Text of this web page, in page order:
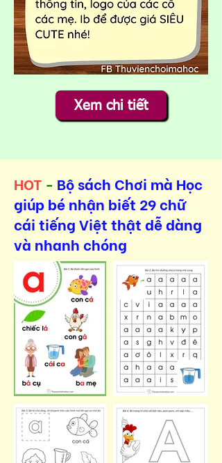
Xem chi tiết
HOT - Bộ sách Chơi mà Học
giúp bé nhận biết 29 chữ
cái tiếng Việt thật dễ dàng
và nhanh chóng